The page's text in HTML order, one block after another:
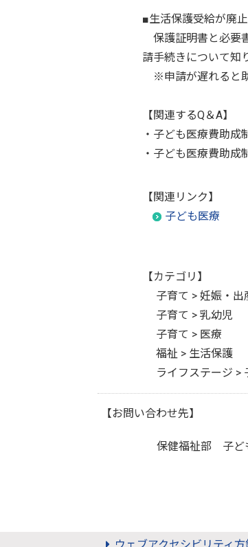
■生活保護受給が廃
保護証明書と必要
請手続きについて知
※申請が遅れると助
【関連するQ＆A】
・子ども医療費助成
・子ども医療費助成
【関連リンク】
子ども医療
【カテゴリ】
子育て > 妊娠・出
子育て > 乳幼児
子育て > 医療
福祉 > 生活保護
ライフステージ >
【お問い合わせ先】
保健福祉部 子ど